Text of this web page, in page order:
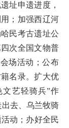
址申遗进度，
；加强西辽河
民考古遗址公
次全国文物普
场活动；公布
名录。扩大优
文艺轻骑兵”作
出去、乌兰牧骑
动；办好全民